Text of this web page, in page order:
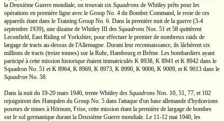
la Deuxième Guerre mondiale, on trouvait six Squadrons de Whitley prêts pour les
opérations en première ligne avec le Group No. 4 du Bomber Command, le reste de ces
appareils étant dans le Training Group No. 6. Dans la première nuit de la guerre (3-4
septembre 1939), une dizaine de Whitley III des Squadrons Nos. 51 et 58 quittèrent
Leconfield, East Riding of Yorkshire, pour effectuer le premier de nombreux raids de
largage de tracts au-dessus de l'Allemagne. Durant leur reconnaissance, ils lâchèrent six
millions de tracts (treize tonnes) sur la Ruhr, Hambourg et Brême. Les bombardiers ayant
participé à cette mission historique étaient immatriculés K 8938, K 8941 etK 8942 dans le
Squadron No. 51 etK 8964, K 8969, K 8973, K 8990, K 9006, K 9009, etK 9013 dans le
Squadron No. 58.
Dans la nuit du 19-20 mars 1940, trente Whitley des Squadrons Nos. 10, 51, 77, et 102
rejoignirent des Hampden du Group No. 5 dans l'attaque d'un base allemande d'hydravions
poseurs de mines à Hörnum, Frise, cette mission étant la première de largage de bombes
sur le sol germanique durant la Deuxième Guerre mondiale. Le 11-12 mai 1940, les